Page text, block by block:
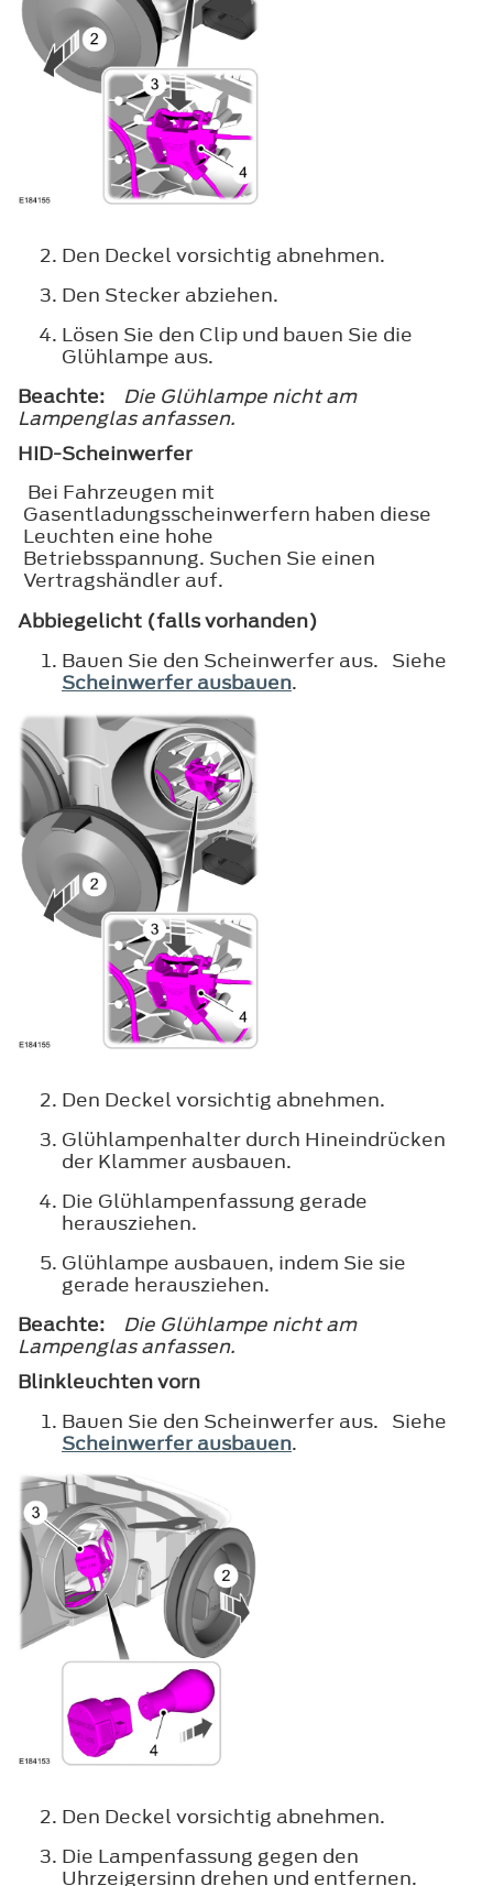
Den Deckel vorsichtig abnehmen.
Den Stecker abziehen.
Lösen Sie den Clip und bauen Sie die
Glühlampe aus.
Beachte:
Die Glühlampe nicht am
Lampenglas anfassen.
HID-Scheinwerfer
Bei Fahrzeugen mit
Gasentladungsscheinwerfern haben diese
Leuchten eine hohe
Betriebsspannung. Suchen Sie einen
Vertragshändler auf.
Abbiegelicht (falls vorhanden)
Bauen Sie den Scheinwerfer aus. Siehe
Scheinwerfer ausbauen.
Den Deckel vorsichtig abnehmen.
Glühlampenhalter durch Hineindrücken
der Klammer ausbauen.
Die Glühlampenfassung gerade
herausziehen.
Glühlampe ausbauen, indem Sie sie
gerade herausziehen.
Beachte:
Die Glühlampe nicht am
Lampenglas anfassen.
Blinkleuchten vorn
Bauen Sie den Scheinwerfer aus. Siehe
Scheinwerfer ausbauen.
Den Deckel vorsichtig abnehmen.
Die Lampenfassung gegen den
Uhrzeigersinn drehen und entfernen.